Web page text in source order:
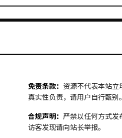
免责条款： 资源不代表本站
真实性负责，请用户自行甄别。
合规声明： 严禁以任何方式发
访客发现请向站长举报。